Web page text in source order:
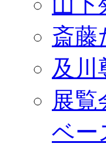
斎
及川
展
ベー